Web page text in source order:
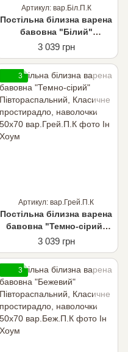
Артикул: вар.Біл.П.К
Постільна білизна варена
бавовна "Білий"
Півтораспальний,
Класичне простирадло,
наволочки 50х70
3 039 грн
3
Артикул: вар.Грей.П.К
Постільна білизна варена
бавовна "Темно-сірий"
Півтораспальний,
Класичне простирадло,
наволочки 50х70
3 039 грн
3